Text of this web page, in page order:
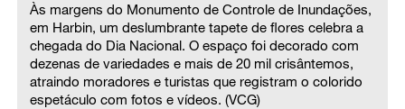
Às margens do Monumento de Controle de Inundações,
em Harbin, um deslumbrante tapete de flores celebra a
chegada do Dia Nacional. O espaço foi decorado com
dezenas de variedades e mais de 20 mil crisântemos,
atraindo moradores e turistas que registram o colorido
espetáculo com fotos e vídeos. (VCG)